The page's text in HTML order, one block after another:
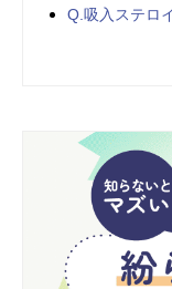
Q.吸入ステロ